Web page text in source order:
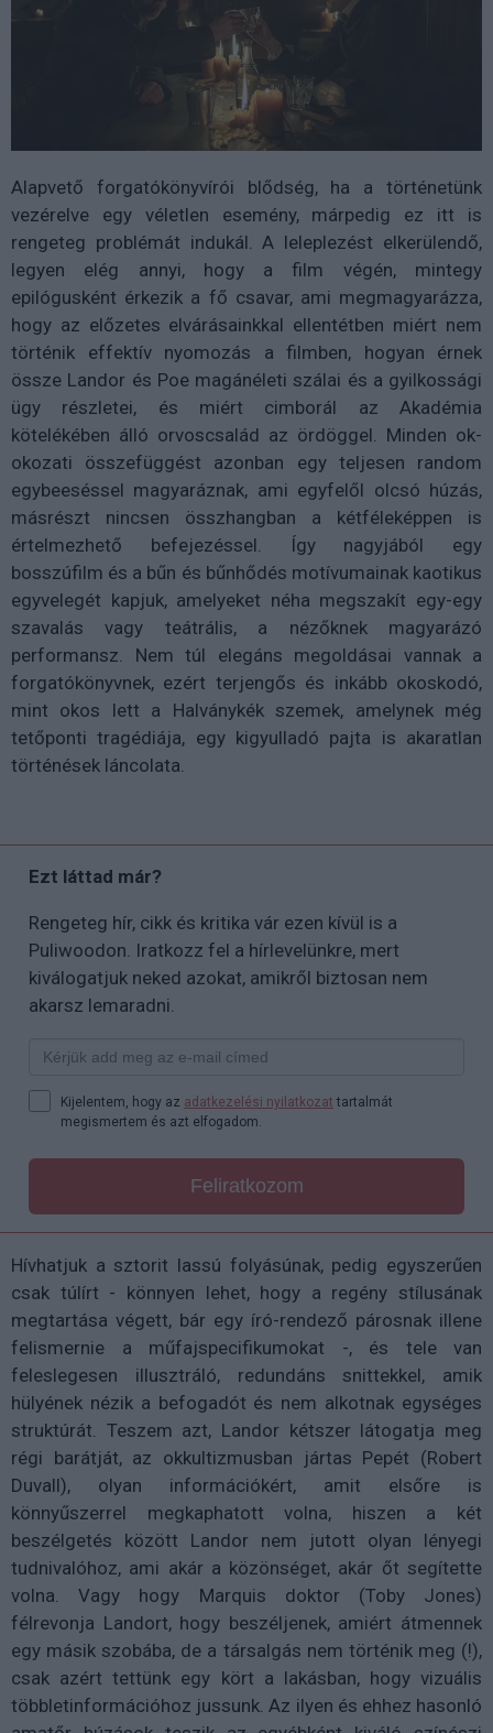
Alapvető forgatókönyvírói blődség, ha a történetünk
vezérelve egy véletlen esemény, márpedig ez itt is
rengeteg problémát indukál. A leleplezést elkerülendő,
legyen elég annyi, hogy a film végén, mintegy
epilógusként érkezik a fő csavar, ami megmagyarázza,
hogy az előzetes elvárásainkkal ellentétben miért nem
történik effektív nyomozás a filmben, hogyan érnek
össze Landor és Poe magánéleti szálai és a gyilkossági
ügy részletei, és miért cimborál az Akadémia
kötelékében álló orvoscsalád az ördöggel. Minden ok-
okozati összefüggést azonban egy teljesen random
egybeeséssel magyaráznak, ami egyfelől olcsó húzás,
másrészt nincsen összhangban a kétféleképpen is
értelmezhető befejezéssel. Így nagyjából egy
bosszúfilm és a bűn és bűnhődés motívumainak kaotikus
egyvelegét kapjuk, amelyeket néha megszakít egy-egy
szavalás vagy teátrális, a nézőknek magyarázó
performansz. Nem túl elegáns megoldásai vannak a
forgatókönyvnek, ezért terjengős és inkább okoskodó,
mint okos lett a Halványkék szemek, amelynek még
tetőponti tragédiája, egy kigyulladó pajta is akaratlan
történések láncolata.
Ezt láttad már?
Rengeteg hír, cikk és kritika vár ezen kívül is a
Puliwoodon. Iratkozz fel a hírlevelünkre, mert
kiválogatjuk neked azokat, amikről biztosan nem
akarsz lemaradni.
Kijelentem, hogy az adatkezelési nyilatkozat tartalmát
megismertem és azt elfogadom.
Feliratkozom
Hívhatjuk a sztorit lassú folyásúnak, pedig egyszerűen
csak túlírt - könnyen lehet, hogy a regény stílusának
megtartása végett, bár egy író-rendező párosnak illene
felismernie a műfajspecifikumokat -, és tele van
feleslegesen illusztráló, redundáns snittekkel, amik
hülyének nézik a befogadót és nem alkotnak egységes
struktúrát. Teszem azt, Landor kétszer látogatja meg
régi barátját, az okkultizmusban jártas Pepét (Robert
Duvall), olyan információkért, amit elsőre is
könnyűszerrel megkaphatott volna, hiszen a két
beszélgetés között Landor nem jutott olyan lényegi
tudnivalóhoz, ami akár a közönséget, akár őt segítette
volna. Vagy hogy Marquis doktor (Toby Jones)
félrevonja Landort, hogy beszéljenek, amiért átmennek
egy másik szobába, de a társalgás nem történik meg (!),
csak azért tettünk egy kört a lakásban, hogy vizuális
többletinformációhoz jussunk. Az ilyen és ehhez hasonló